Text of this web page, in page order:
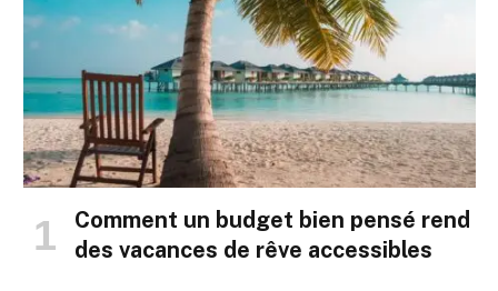
Comment un budget bien pensé rend
des vacances de rêve accessibles